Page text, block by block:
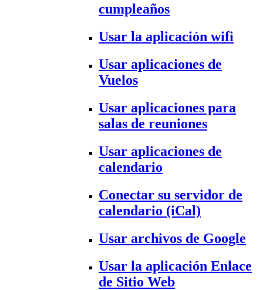
cumpleaños
Usar la aplicación wifi
Usar aplicaciones de
Vuelos
Usar aplicaciones para
salas de reuniones
Usar aplicaciones de
calendario
Conectar su servidor de
calendario (iCal)
Usar archivos de Google
Usar la aplicación Enlace
de Sitio Web